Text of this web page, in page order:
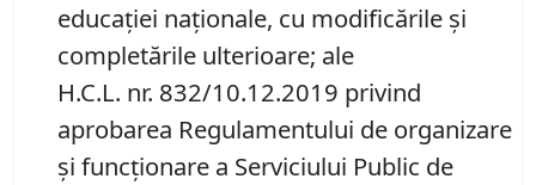
educației naționale, cu modificările și
completările ulterioare; ale
H.C.L. nr. 832/10.12.2019 privind
aprobarea Regulamentului de organizare
și funcționare a Serviciului Public de